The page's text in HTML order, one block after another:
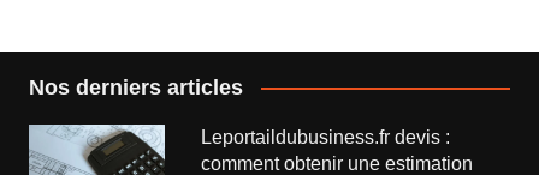
Nos derniers articles
Leportaildubusiness.fr devis :
comment obtenir une estimation